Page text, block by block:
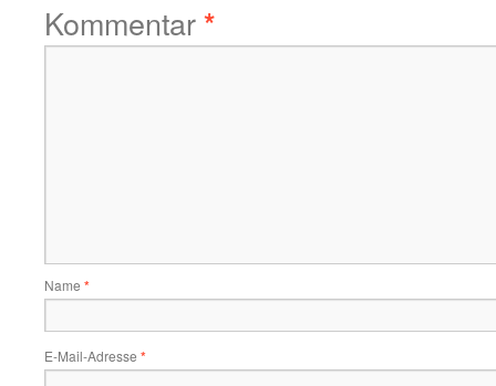
Kommentar*
Name *
E-Mail-Adresse *